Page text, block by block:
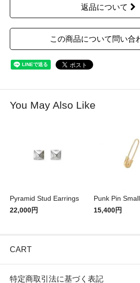
返品について
この商品について問い合
You May Also Like
Pyramid Stud Earrings
22,000円
Punk Pin
15,400円
CART
特定商取引法に基づく表記